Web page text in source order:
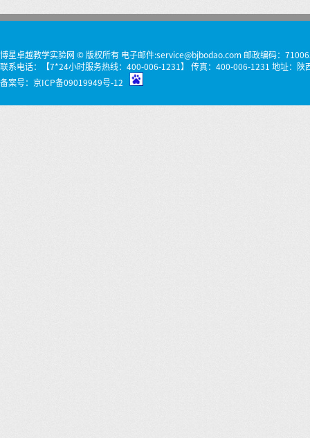
博星卓越教学实验网 © 版权所有 电子邮件:service@bjbodao.com 邮政编码：
联系电话：【7*24小时服务热线：400-006-1231】 传真：400-006-1231 地址：陕
备案号： 京ICP备09019949号-12